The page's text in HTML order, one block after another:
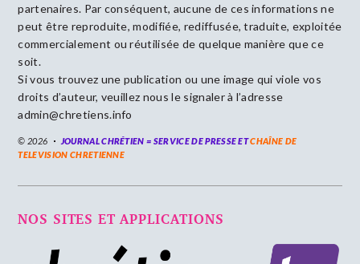
partenaires. Par conséquent, aucune de ces informations ne
peut être reproduite, modifiée, rediffusée, traduite, exploitée
commercialement ou réutilisée de quelque manière que ce
soit.
Si vous trouvez une publication ou une image qui viole vos
droits d’auteur, veuillez nous le signaler à l’adresse
admin@chretiens.info
© 2026 JOURNAL CHRÉTIEN = SERVICE DE PRESSE ETCHAÎNE DE
TELEVISION CHRETIENNE
NOS SITES ET APPLICATIONS